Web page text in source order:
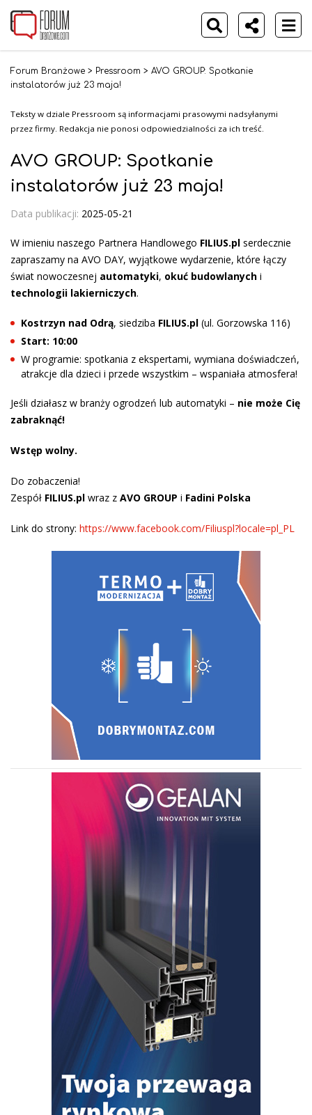
Forum Branżowe > Pressroom > AVO GROUP: Spotkanie
instalatorów już 23 maja!
Teksty w dziale Pressroom są informacjami prasowymi nadsyłanymi
przez firmy. Redakcja nie ponosi odpowiedzialności za ich treść.
AVO GROUP: Spotkanie
instalatorów już 23 maja!
Data publikacji: 2025-05-21
W imieniu naszego Partnera Handlowego FILIUS.pl serdecznie
zapraszamy na AVO DAY, wyjątkowe wydarzenie, które łączy
świat nowoczesnej automatyki, okuć budowlanych i
technologii lakierniczych.
Kostrzyn nad Odrą, siedziba FILIUS.pl (ul. Gorzowska 116)
Start: 10:00
W programie: spotkania z ekspertami, wymiana doświadczeń,
atrakcje dla dzieci i przede wszystkim – wspaniała atmosfera!
Jeśli działasz w branży ogrodzeń lub automatyki – nie może Cię
zabraknąć!
Wstęp wolny.
Do zobaczenia!
Zespół FILIUS.pl wraz z AVO GROUP i Fadini Polska
Link do strony: https://www.facebook.com/Filiuspl?locale=pl_PL